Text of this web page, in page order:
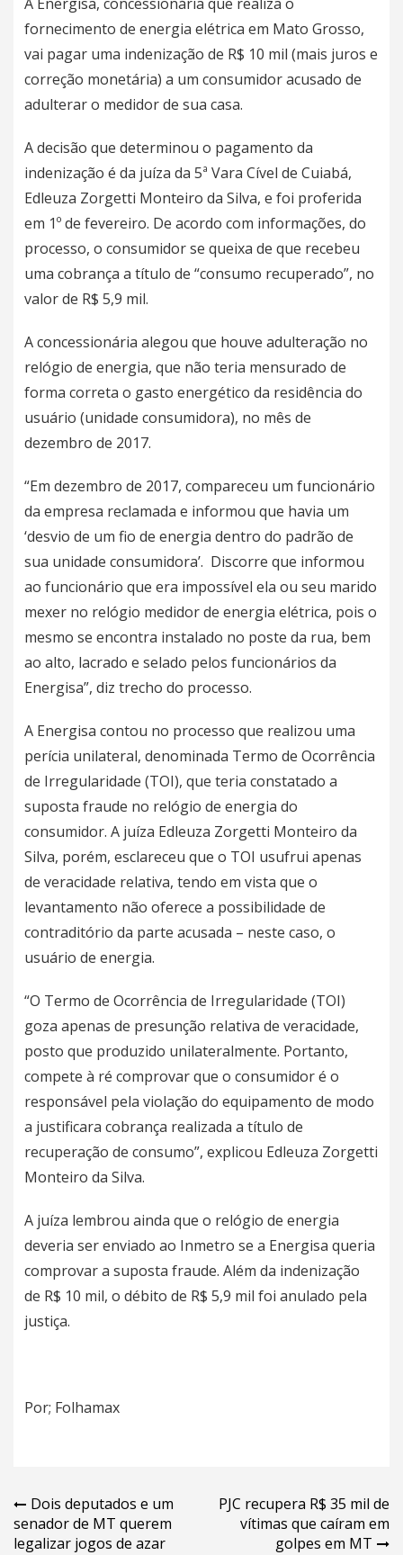
fornecimento de energia elétrica em Mato Grosso,
vai pagar uma indenização de R$ 10 mil (mais juros e
correção monetária) a um consumidor acusado de
adulterar o medidor de sua casa.
A decisão que determinou o pagamento da
indenização é da juíza da 5ª Vara Cível de Cuiabá,
Edleuza Zorgetti Monteiro da Silva, e foi proferida
em 1º de fevereiro. De acordo com informações, do
processo, o consumidor se queixa de que recebeu
uma cobrança a título de “consumo recuperado”, no
valor de R$ 5,9 mil.
A concessionária alegou que houve adulteração no
relógio de energia, que não teria mensurado de
forma correta o gasto energético da residência do
usuário (unidade consumidora), no mês de
dezembro de 2017.
“Em dezembro de 2017, compareceu um funcionário
da empresa reclamada e informou que havia um
‘desvio de um fio de energia dentro do padrão de
sua unidade consumidora’. Discorre que informou
ao funcionário que era impossível ela ou seu marido
mexer no relógio medidor de energia elétrica, pois o
mesmo se encontra instalado no poste da rua, bem
ao alto, lacrado e selado pelos funcionários da
Energisa”, diz trecho do processo.
A Energisa contou no processo que realizou uma
perícia unilateral, denominada Termo de Ocorrência
de Irregularidade (TOI), que teria constatado a
suposta fraude no relógio de energia do
consumidor. A juíza Edleuza Zorgetti Monteiro da
Silva, porém, esclareceu que o TOI usufrui apenas
de veracidade relativa, tendo em vista que o
levantamento não oferece a possibilidade de
contraditório da parte acusada – neste caso, o
usuário de energia.
“O Termo de Ocorrência de Irregularidade (TOI)
goza apenas de presunção relativa de veracidade,
posto que produzido unilateralmente. Portanto,
compete à ré comprovar que o consumidor é o
responsável pela violação do equipamento de modo
a justificara cobrança realizada a título de
recuperação de consumo”, explicou Edleuza Zorgetti
Monteiro da Silva.
A juíza lembrou ainda que o relógio de energia
deveria ser enviado ao Inmetro se a Energisa queria
comprovar a suposta fraude. Além da indenização
de R$ 10 mil, o débito de R$ 5,9 mil foi anulado pela
justiça.
Por; Folhamax
Navegação
de
Dois deputados e um
senador de MT querem
legalizar jogos de azar
PJC recupera R$ 35 mil de
vítimas que caíram em
golpes em MT